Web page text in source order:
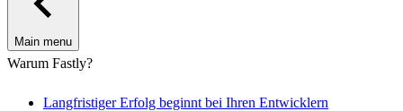
Main menu
Warum Fastly?
Langfristiger Erfolg beginnt bei Ihren Entwicklern